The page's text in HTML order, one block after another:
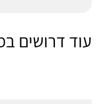
עוד דרושים